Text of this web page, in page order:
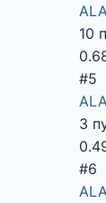
10
#5
3
#6